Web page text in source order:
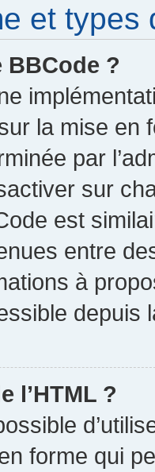
et types
BBCode ?
la mise en
par
sur
est
entre
à
depuis
l’HTML ?
forme qui